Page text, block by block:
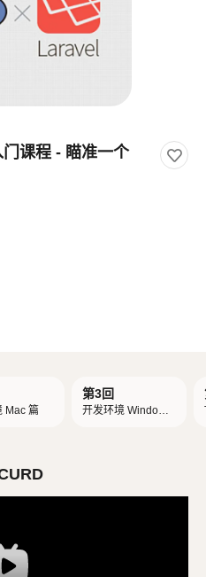
课程 - 瞄准一个
Mac 篇
第3回
开发环境 Windows